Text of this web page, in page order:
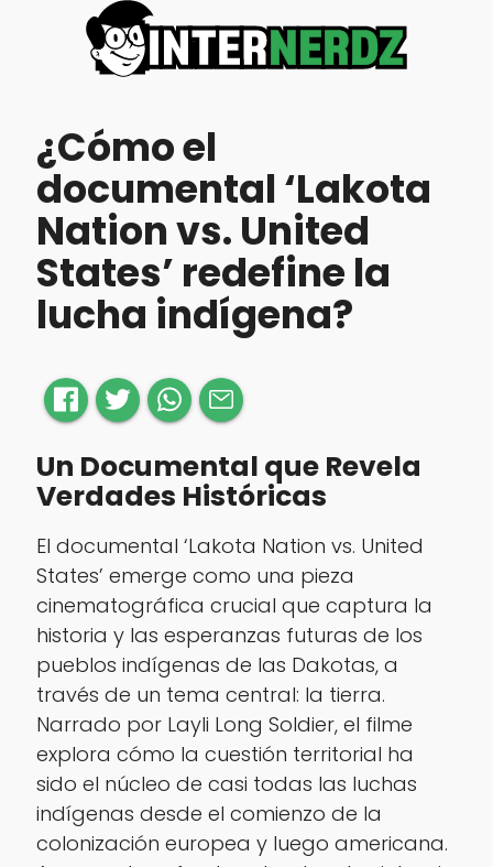
¿Cómo el
documental ‘Lakota
Nation vs. United
States’ redefine la
lucha indígena?
Un Documental que Revela
Verdades Históricas
El documental ‘Lakota Nation vs. United
States’ emerge como una pieza
cinematográfica crucial que captura la
historia y las esperanzas futuras de los
pueblos indígenas de las Dakotas, a
través de un tema central: la tierra.
Narrado por Layli Long Soldier, el filme
explora cómo la cuestión territorial ha
sido el núcleo de casi todas las luchas
indígenas desde el comienzo de la
colonización europea y luego americana.